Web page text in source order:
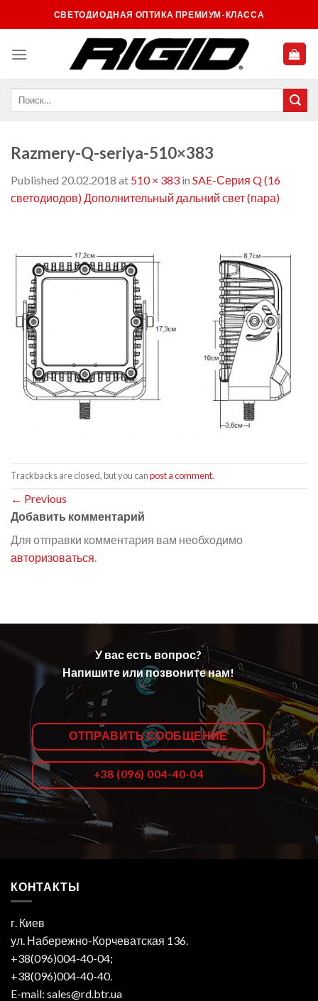
to
СВЕТОДИОДНАЯ ОПТИКА ПРЕМИУМ-КЛАССА
Razmery-Q-seriya-510×383
Published 20.02.2018 at 510 × 383 in SAE-Серия Q (16
светодиодов) Дополнительный дальний свет (пара)
Trackbacks are closed, but you canpost a comment.
← Previous
Добавить комментарий
Для отправки комментария вам необходимо
авторизоваться.
У вас есть вопрос?
Напишите или позвоните нам!
ОТПРАВИТЬ СООБЩЕНИЕ
+38 (096) 004-40-04
КОНТАКТЫ
г. Киев
ул. Набережно-Корчеватская 136.
+38(096)004-40-04;
+38(096)004-40-40.
E-mail: sales@rd.btr.ua